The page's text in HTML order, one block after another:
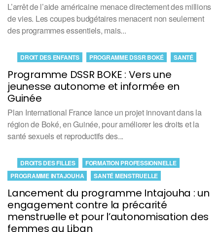
L’arrêt de l’aide américaine menace directement des millions
de vies. Les coupes budgétaires menacent non seulement
des programmes essentiels, mais...
Programme DSSR BOKE : Vers une
jeunesse autonome et informée en
Guinée
DROIT DES ENFANTS PROGRAMME DSSR BOKÉ SANTÉ
Plan International France lance un projet innovant dans la
région de Boké, en Guinée, pour améliorer les droits et la
santé sexuels et reproductifs des...
Lancement du programme Intajouha : un
engagement contre la précarité
menstruelle et pour l’autonomisation des
femmes au Liban
DROITS DES FILLES
FORMATION PROFESSIONNELLE
PROGRAMME INTAJOUHA
SANTÉ MENSTRUELLE